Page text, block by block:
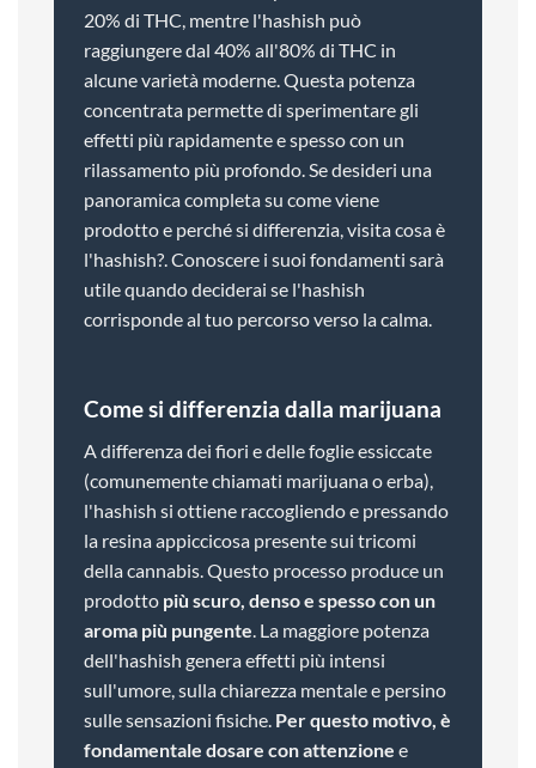
20% di THC, mentre l'hashish può
raggiungere dal 40% all'80% di THC in
alcune varietà moderne. Questa potenza
concentrata permette di sperimentare gli
effetti più rapidamente e spesso con un
rilassamento più profondo. Se desideri una
panoramica completa su come viene
prodotto e perché si differenzia, visita cosa è
l'hashish?. Conoscere i suoi fondamenti sarà
utile quando deciderai se l'hashish
corrisponde al tuo percorso verso la calma.
Come si differenzia dalla marijuana
A differenza dei fiori e delle foglie essiccate
(comunemente chiamati marijuana o erba),
l'hashish si ottiene raccogliendo e pressando
la resina appiccicosa presente sui tricomi
della cannabis. Questo processo produce un
prodotto più scuro, denso e spesso con un
aroma più pungente . La maggiore potenza
dell'hashish genera effetti più intensi
sull'umore, sulla chiarezza mentale e persino
sulle sensazioni fisiche. Per questo motivo, è
fondamentale dosare con attenzione e